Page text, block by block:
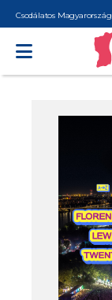
Csodálatos Magyarország